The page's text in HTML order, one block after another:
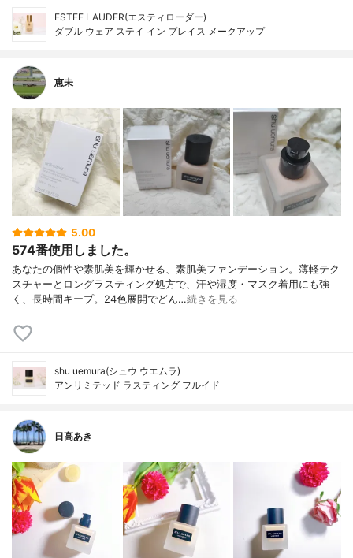
ESTEE LAUDER(エスティローダー)
ダブル ウェア ステイ イン プレイス メークアップ
恵未
5.00
574番使用しました。
あなたの個性や素肌美を輝かせる、素肌美ファンデーション。薄軽テク
スチャーとロングラスティング処方で、汗や湿度・マスク着用にも強
く、長時間キープ。24色展開でどん…続きを見る
shu uemura(シュウ ウエムラ)
アンリミテッド ラスティング フルイド
日高あき